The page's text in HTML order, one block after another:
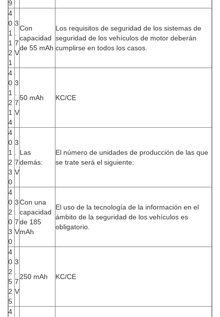
9
4
0
1
1
2
1
3
.
7
V
Con
capacidad
de 55 mAh
Los requisitos de seguridad de los sistemas de
seguridad de los vehículos de motor deberán
cumplirse en todos los casos.
4
0
1
2
1
4
3
.
7
V
50 mAh KC/CE
4
0
1
2
3
0
3
.
7
V
Las
demás:
El número de unidades de producción de las que
se trate será el siguiente:
4
0
2
0
3
0
3
.
7
V
Con una
capacidad
de 185
mAh
El uso de la tecnología de la información en el
ámbito de la seguridad de los vehículos es
obligatorio.
4
0
2
5
2
5
3
.
7
V
250 mAh KC/CE
4